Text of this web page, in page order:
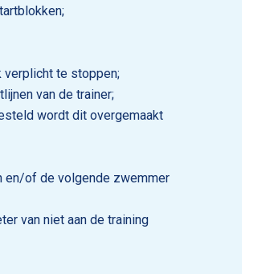
verplicht te stoppen;
van de trainer;
wordt dit overgemaakt
en/of de volgende zwemmer
van niet aan de training